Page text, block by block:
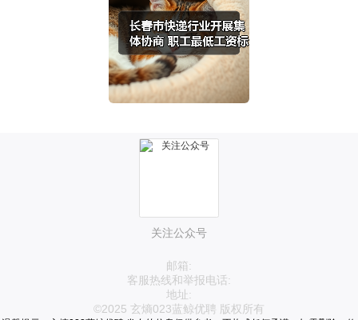
关注公众号
邮箱:
客服热线和举报电话:
地址:
©2025 玄熵023蓝鲸优聘 版权所有